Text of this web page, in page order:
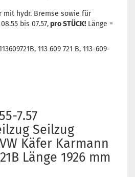
mit hydr. Bremse sowie für
bis 07.57,pro STÜCK! Länge =
113 609 721 B, 113-609-
7.57
Seilzug
Käfer Karmann
Länge 1926 mm